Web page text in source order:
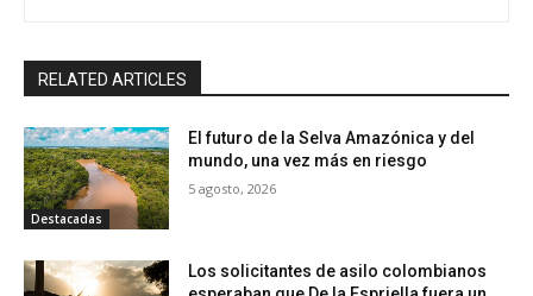
RELATED ARTICLES
Destacadas
El futuro de la Selva Amazónica y del
mundo, una vez más en riesgo
5 agosto, 2026
Los solicitantes de asilo colombianos